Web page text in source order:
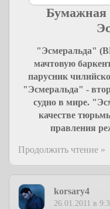
Бумажная
"Эсмеральда"
мачтовую
парусник
"Эсмеральда" -
судно в мире.
качестве
правления
Продолжить чтение »
korsary4
26.01.2011 в